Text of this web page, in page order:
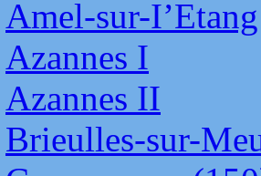
Amel-sur-
Azannes I
Azannes II
Brieulles-sur-